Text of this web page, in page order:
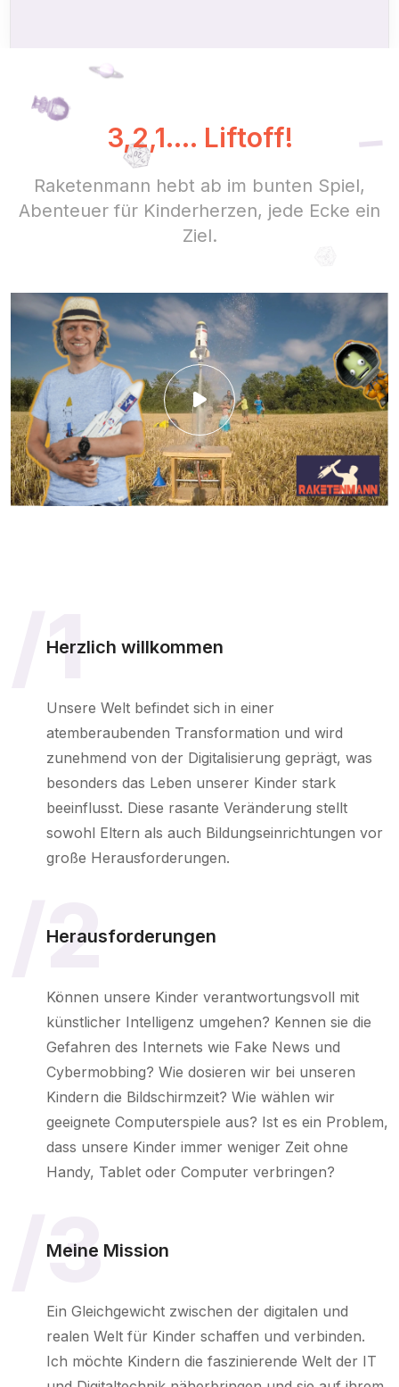
3,2,1.... Liftoff!
Raketenmann hebt ab im bunten Spiel,
Abenteuer für Kinderherzen, jede Ecke ein
Ziel.
/1
Herzlich willkommen
Unsere Welt befindet sich in einer
atemberaubenden Transformation und wird
zunehmend von der Digitalisierung geprägt, was
besonders das Leben unserer Kinder stark
beeinflusst. Diese rasante Veränderung stellt
sowohl Eltern als auch Bildungseinrichtungen vor
große Herausforderungen.
/2
Herausforderungen
Können unsere Kinder verantwortungsvoll mit
künstlicher Intelligenz umgehen? Kennen sie die
Gefahren des Internets wie Fake News und
Cybermobbing? Wie dosieren wir bei unseren
Kindern die Bildschirmzeit? Wie wählen wir
geeignete Computerspiele aus? Ist es ein Problem,
dass unsere Kinder immer weniger Zeit ohne
Handy, Tablet oder Computer verbringen?
/3
Meine Mission
Ein Gleichgewicht zwischen der digitalen und
realen Welt für Kinder schaffen und verbinden.
Ich möchte Kindern die faszinierende Welt der IT